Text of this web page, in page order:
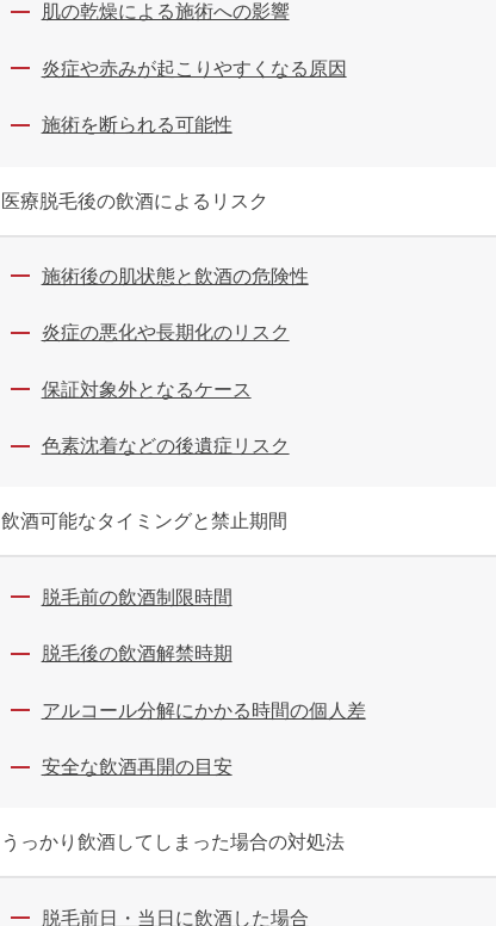
肌の乾燥による施術への影響
炎症や赤みが起こりやすくなる原因
施術を断られる可能性
医療脱毛後の飲酒によるリスク
施術後の肌状態と飲酒の危険性
炎症の悪化や長期化のリスク
保証対象外となるケース
色素沈着などの後遺症リスク
飲酒可能なタイミングと禁止期間
脱毛前の飲酒制限時間
脱毛後の飲酒解禁時期
アルコール分解にかかる時間の個人差
安全な飲酒再開の目安
うっかり飲酒してしまった場合の対処法
脱毛前日・当日に飲酒した場合